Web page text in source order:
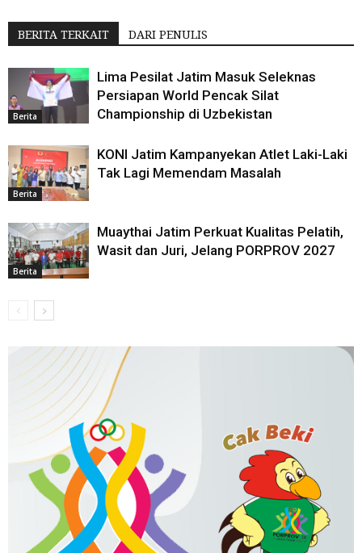
BERITA TERKAIT DARI PENULIS
Berita
Lima Pesilat Jatim Masuk Seleknas
Persiapan World Pencak Silat
Championship di Uzbekistan
Berita
KONI Jatim Kampanyekan Atlet Laki-Laki
Tak Lagi Memendam Masalah
Berita
Muaythai Jatim Perkuat Kualitas Pelatih,
Wasit dan Juri, Jelang PORPROV 2027